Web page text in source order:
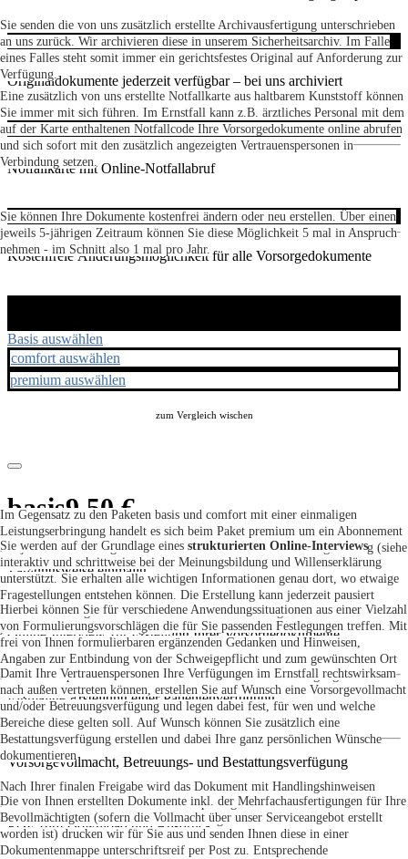
Originaldokumente jederzeit verfügbar – bei uns archiviert
Notfallkarte mit Online-Notfallabruf
Kostenfreie Änderungsmöglichkeit für alle Vorsorgedokumente
Basis auswählen
comfort auswählen
premium auswählen
zum Vergleich wischen
basis9,50 €
Zahlungsweise einmalig
Online-Interview zur Erstellung Ihrer Vorsorgedokumente
Einmalige Erstellung einer Patientenverfügung
Vorsorgevollmacht, Betreuungs- und Bestattungsverfügung
PDF zum Download und Ausdruck
Sie senden die von uns zusätzlich erstellte Archivausfertigung unterschrieben
an uns zurück. Wir archivieren diese in unserem Sicherheitsarchiv. Im Falle
eines Falles steht somit immer ein gerichtsfestes Original auf Anforderung zur
Verfügung.
Eine zusätzlich von uns erstellte Notfallkarte aus haltbarem Kunststoff können
Sie immer mit sich führen. Im Ernstfall kann z.B. ärztliches Personal mit dem
auf der Karte enthaltenen Notfallcode Ihre Vorsorgedokumente online abrufen
und sich sofort mit den zusätzlich angezeigten Vertrauenspersonen in
Verbindung setzen.
Sie können Ihre Dokumente kostenfrei ändern oder neu erstellen. Über einen
jeweils 5-jährigen Zeitraum können Sie diese Möglichkeit 5 mal in Anspruch
nehmen - im Schnitt also 1 mal pro Jahr.
Im Gegensatz zu den Paketen basis und comfort mit einer einmaligen
Leistungserbringung handelt es sich beim Paket premium um ein Abonnement
mit jährlicher Zahlungsweise und deutlich erweitertem Leistungsumfang (siehe
unten).
Sie werden auf der Grundlage eines strukturierten Online-Interviews
interaktiv und schrittweise bei der Meinungsbildung und Willenserklärung
unterstützt. Sie erhalten alle wichtigen Informationen genau dort, wo etwaige
Fragestellungen entstehen können. Die Erstellung kann jederzeit pausiert
werden. Ihre Angaben können Sie bis zur finalen Freigabe der Voransicht
jederzeit ändern bzw. korrigieren.
Hierbei können Sie für verschiedene Anwendungssituationen aus einer Vielzahl
von Formulierungsvorschlägen die für Sie passenden Festlegungen treffen. Mit
frei von Ihnen formulierbaren ergänzenden Gedanken und Hinweisen,
Angaben zur Entbindung von der Schweigepflicht und zum gewünschten Ort
in der Sterbephase sowie vielem mehr können Sie Ihre Verfügungen
komplettieren.
Damit Ihre Vertrauenspersonen Ihre Verfügungen im Ernstfall rechtswirksam
nach außen vertreten können, erstellen Sie auf Wunsch eine Vorsorgevollmacht
und/oder Betreuungsverfügung und legen dabei fest, für wen und welche
Bereiche diese gelten soll. Auf Wunsch können Sie zusätzlich eine
Bestattungsverfügung erstellen und dabei Ihre ganz persönlichen Wünsche
dokumentieren
Nach Ihrer finalen Freigabe wird das Dokument mit Handlingshinweisen
inklusive der erforderlichen Mehrexemplare generiert und als PDF zum
Download in Ihrem Kundenaccount bereitgestellt.
Die von Ihnen erstellten Dokumente inkl. der Mehrfachausfertigungen für Ihre
Bevollmächtigten (sofern die Vollmacht über unser Serviceangebot erstellt
worden ist) drucken wir für Sie aus und senden Ihnen diese in einer
Dokumentenmappe unterschriftsreif per Post zu. Entsprechende